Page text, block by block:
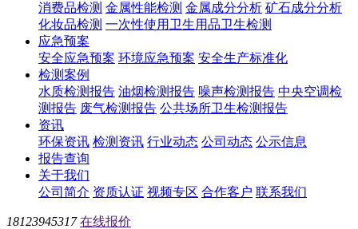
消费品检测 金属性能检测 金属成分分析 矿石成分分析
化妆品检测 一次性使用卫生用品卫生检测
应急预案
安全应急预案 环境应急预案 安全生产标准化
检测案例
水质检测报告 油烟检测报告 噪声检测报告 中央空调检
测报告 废气检测报告 公共场所卫生检测报告
资讯
环保资讯 检测资讯 行业动态 公司动态 公示信息
报告查询
关于我们
公司简介 资质认证 视频专区 合作客户 联系我们
18123945317 在线报价